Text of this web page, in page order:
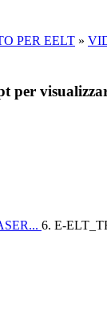
PER EELT »
per
6. E-